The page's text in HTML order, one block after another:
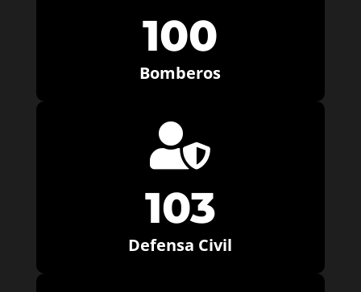
100
Bomberos

103
Defensa Civil